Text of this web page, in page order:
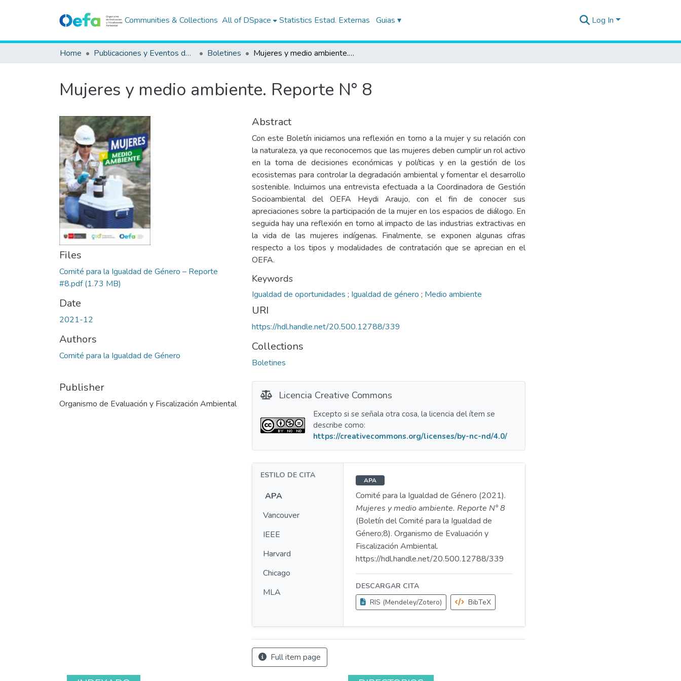
Communities & Collections All of DSpace Statistics Estad. Externas Guias ▾ Log In
Home Publicaciones y Eventos del OEFA Boletines Mujeres y medio ambiente. Reporte N° 8
Mujeres y medio ambiente. Reporte N° 8
Files
Comité para la Igualdad de Género – Reporte
#8.pdf(1.73 MB)
Date
2021-12
Authors
Comité para la Igualdad de Género
Publisher
Organismo de Evaluación y Fiscalización Ambiental
Abstract
Con este Boletín iniciamos una reflexión en torno a la mujer y su relación con
la naturaleza, ya que reconocemos que las mujeres deben cumplir un rol activo
en la toma de decisiones económicas y políticas y en la gestión de los
ecosistemas para controlar la degradación ambiental y fomentar el desarrollo
sostenible. Incluimos una entrevista efectuada a la Coordinadora de Gestión
Socioambiental del OEFA Heydi Araujo, con el fin de conocer sus
apreciaciones sobre la participación de la mujer en los espacios de diálogo. En
seguida hay una reflexión en torno al impacto de las industrias extractivas en
la vida de las mujeres indígenas. Finalmente, se exponen algunas cifras
respecto a los tipos y modalidades de contratación que se aprecian en el
OEFA.
Keywords
Igualdad de oportunidades ; Igualdad de género ; Medio ambiente
URI
https://hdl.handle.net/20.500.12788/339
Collections
Boletines
Licencia Creative Commons
Excepto si se señala otra cosa, la licencia del ítem se
describe como:
https://creativecommons.org/licenses/by-nc-nd/4.0/
ESTILO DE CITA
APA
Vancouver
IEEE
Harvard
Chicago
MLA
APA
Comité para la Igualdad de Género (2021).
Mujeres y medio ambiente. Reporte N° 8
(Boletín del Comité para la Igualdad de
Género;8). Organismo de Evaluación y
Fiscalización Ambiental.
https://hdl.handle.net/20.500.12788/339
DESCARGAR CITA
RIS (Mendeley/Zotero)
BibTeX
Full item page